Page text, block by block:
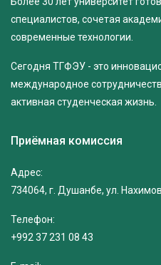
специалистов, сочетая
современные технологии.
Сегодня ТГФЭУ - это
международное
активная студенческая жизнь.
Приёмная комиссия
Адрес:
734064, г. Душанбе, ул.
Телефон:
+992 37 231 08 43